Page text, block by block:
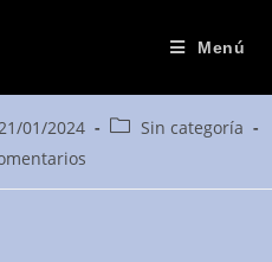
Menú
AL PAPA
QUE
01/2024
Sin categoría